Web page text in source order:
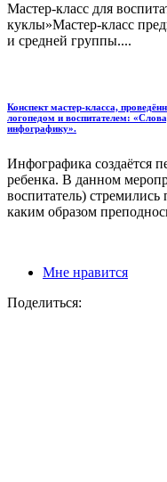
Мастер-класс для
куклы»Мастер-класс
и средней группы....
Конспект мастер-класса,
логопедом и воспитателем:
инфографику».
Инфографика создаётся
ребенка. В данном
воспитатель) стремились
каким образом
Мне нравится
Поделиться: